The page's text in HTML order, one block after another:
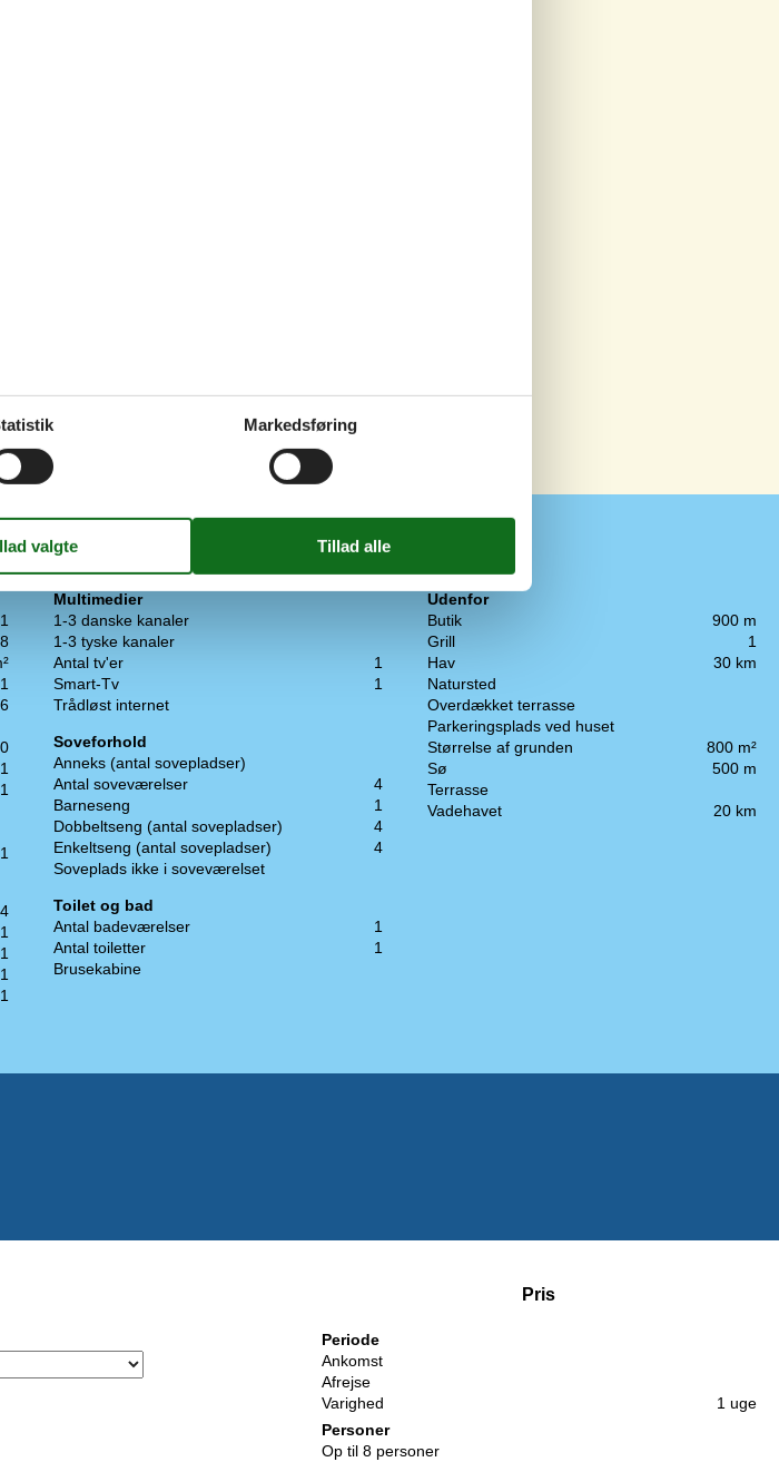
1
8
1
1
1
1
4
1
1
1
1
Multimedier
1-3 danske kanaler
1-3 tyske kanaler
Antal tv'er
1
Smart-Tv
1
Trådløst internet
Soveforhold
Anneks (antal sovepladser)
Antal soveværelser
4
Barneseng
1
Dobbeltseng (antal sovepladser)
4
Enkeltseng (antal sovepladser)
4
Soveplads ikke i soveværelset
Toilet og bad
Antal badeværelser
1
Antal toiletter
1
Brusekabine
Udenfor
Butik
900 m
Grill
1
Hav
30 km
Natursted
Overdækket terrasse
Parkeringsplads ved huset
Størrelse af grunden
800 m²
Sø
500 m
Terrasse
Vadehavet
20 km
Pris
Periode
Ankomst
Afrejse
Varighed
1 uge
Personer
Op til 8 personer
Markedsføring